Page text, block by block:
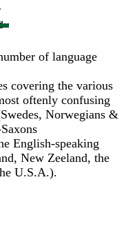
of language
covering the various
oftenly confusing
Norwegians &
English-speaking
New Zeeland, the
U.S.A.).